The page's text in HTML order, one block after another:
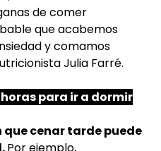
de comer
que acabemos
y comamos
Julia Farré.
horas para ir a dormir
cenar tarde puede